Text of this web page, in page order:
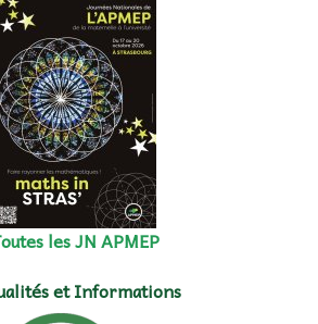
les JN APMEP
et Informations